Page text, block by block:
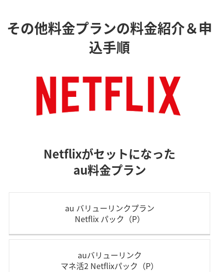
その他料金プランの料金紹介＆申
込手順
Netflixがセットになった
au料金プラン
au バリューリンクプラン
Netflix パック（P）
auバリューリンク
マネ活2 Netflixパック（P）